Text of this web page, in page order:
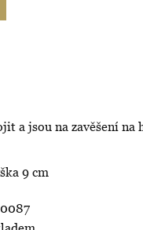
a jsou na zavěšení na
9 cm